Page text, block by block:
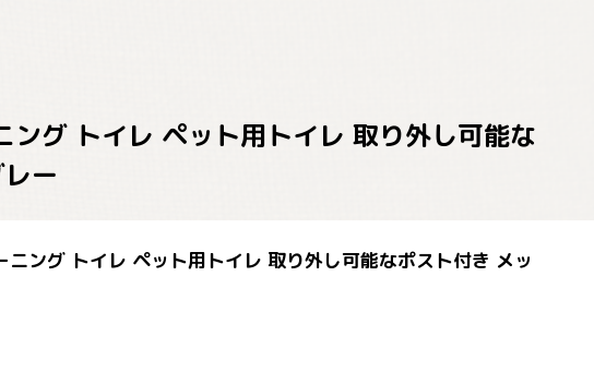
グ トイレ ペット用トイレ 取り外し可能な
ー
ング トイレ ペット用トイレ 取り外し可能なポスト付き メッ